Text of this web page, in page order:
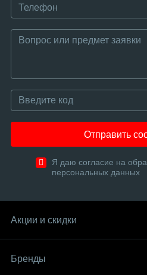
Отправить
Я даю согласие на
персональных данных
Акции и скидки
Бренды